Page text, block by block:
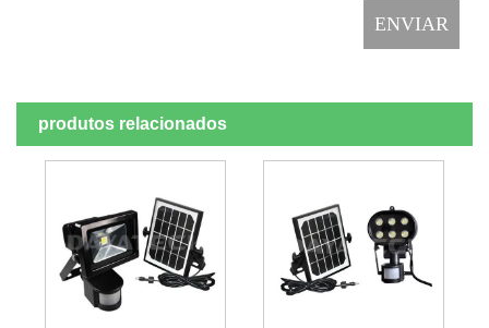
produtos relacionados